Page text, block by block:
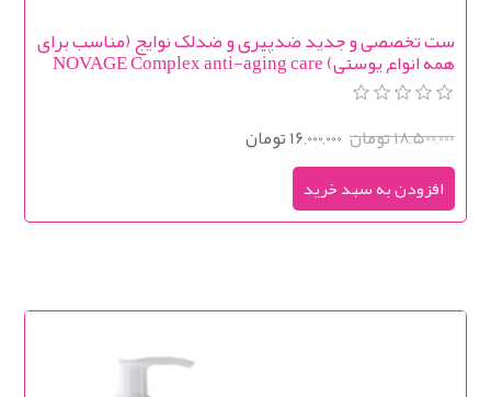
ست تخصصی و جدید ضدپیری و ضدلک نوایج (مناسب برای
همه انواع پوستی) NOVAGE Complex anti-aging care
for problem skin Blemish + Age Defy
18,500,000 تومان 16,000,000 تومان